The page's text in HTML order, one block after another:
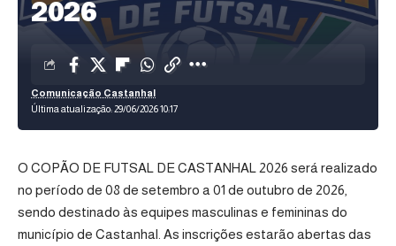
2026
Última atualização: 29/06/2026 10:17
Comunicação Castanhal
O COPÃO DE FUTSAL DE CASTANHAL 2026 será realizado
no período de 08 de setembro a 01 de outubro de 2026,
sendo destinado às equipes masculinas e femininas do
município de Castanhal. As inscrições estarão abertas das